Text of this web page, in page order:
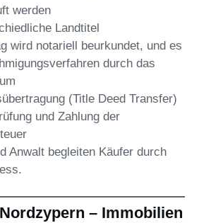
werden
Landtitel
wird notariell beurkundet, und es
durch das
(Title Deed Transfer)
und Zahlung der
Anwalt begleiten Käufer durch
– Immobilien